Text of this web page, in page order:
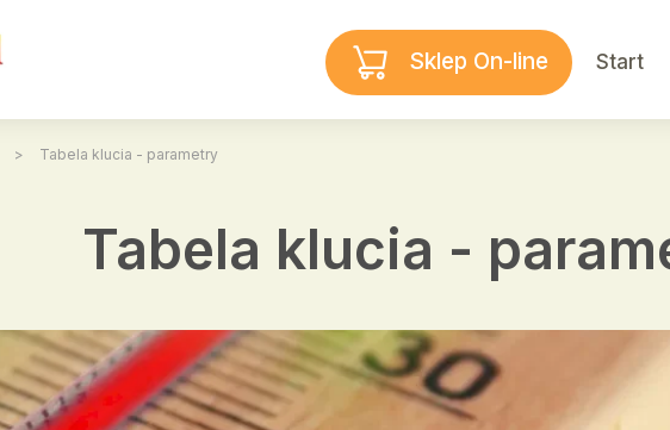
Sklep On-line Start
> Tabela klucia - parametry
Tabela klucia -